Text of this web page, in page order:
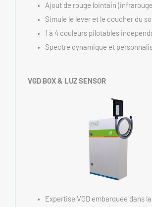
Ajout de rouge lointain
Simule le lever et le coucher du
1 à 4 couleurs pilotables
Spectre dynamique et
VGD BOX & LUZ SENSOR
Expertise VGD embarquée dans